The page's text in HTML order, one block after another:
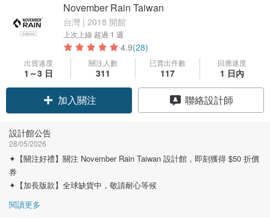
November Rain Taiwan
台灣 | 2018 開館
上次上線 超過 1 週
4.9(28)
出貨速度
1～3 日
關注人數
311
已賣出件數
117
回應速度
1 日內
加入關注 聯絡設計師
設計館公告
28/05/2026
✦【關注好禮】關注 November Rain Taiwan 設計館，即刻獲得 $50 折價
券
✦【加長版款】全球缺貨中，敬請耐心等候
閱讀更多